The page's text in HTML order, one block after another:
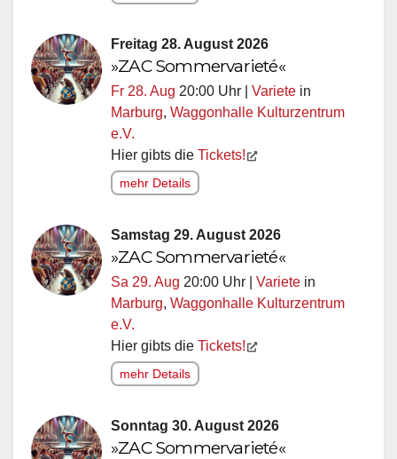
Freitag 28. August 2026
»ZAC Sommervarieté«
Fr 28. Aug 20:00 Uhr | Variete in
Marburg, Waggonhalle Kulturzentrum
e.V.
Hier gibts die Tickets!
mehr Details
Samstag 29. August 2026
»ZAC Sommervarieté«
Sa 29. Aug 20:00 Uhr | Variete in
Marburg, Waggonhalle Kulturzentrum
e.V.
Hier gibts die Tickets!
mehr Details
Sonntag 30. August 2026
»ZAC Sommervarieté«